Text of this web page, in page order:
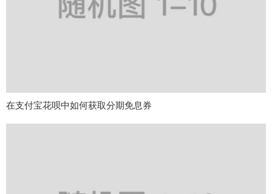
在支付宝花呗中如何获取分期免息券